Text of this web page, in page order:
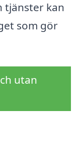
tjänster kan
som gör
utan